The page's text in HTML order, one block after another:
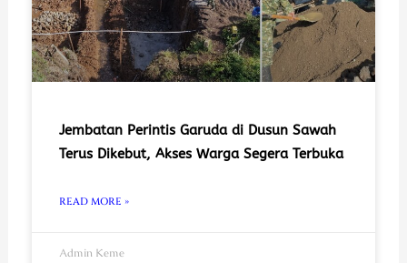
Jembatan Perintis Garuda di Dusun Sawah
Terus Dikebut, Akses Warga Segera Terbuka
READ MORE »
Admin Keme